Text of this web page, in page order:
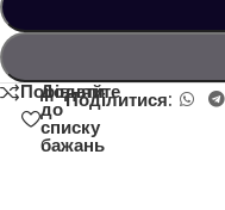
Порівняйте
Додати
до
списку
бажань
Поділитися: